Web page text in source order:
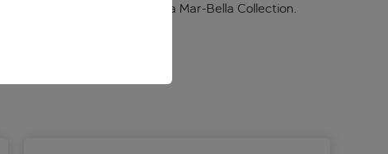
des Nachbarhotels MarBella Mar-Bella Collection.